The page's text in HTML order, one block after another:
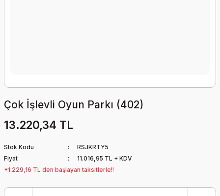
Çok İşlevli Oyun Parkı (402)
13.220,34 TL
Stok Kodu
RSJKRTY5
Fiyat
11.016,95 TL + KDV
*1.229,16 TL den başlayan taksitlerle!!